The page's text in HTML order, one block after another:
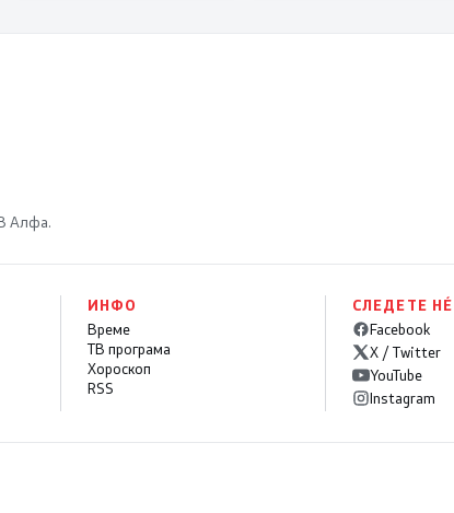
Алфа.
ИНФО
Време
ТВ програма
Хороскоп
RSS
СЛЕДЕТЕ НÉ
Facebook
X / Twitter
YouTube
Instagram